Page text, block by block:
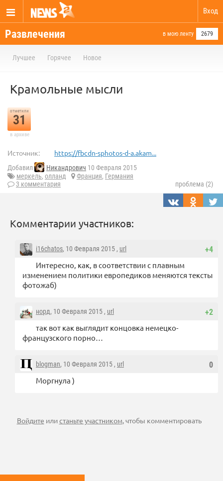
Вход
Развлечения в мою ленту 2679
Лучшее Горячее Новое
Крамольные мысли
отметили
31
в архиве
Источник: https://fbcdn-sphotos-d-a.akam...
Добавил Никандрович 10 Февраля 2015
меркель, олланд Франция, Германия
3 комментария
проблема (2)
Комментарии участников:
+4
i16chatos, 10 Февраля 2015 , url
Интересно, как, в соответствии с плавным
изменением политики европедиков меняются тексты
фотожаб)
+2
норд, 10 Февраля 2015 , url
так вот как выглядит концовка немецко-
французского порно…
0
blogman, 10 Февраля 2015 , url
Моргнула )
Войдите илистаньте участником, чтобы комментировать